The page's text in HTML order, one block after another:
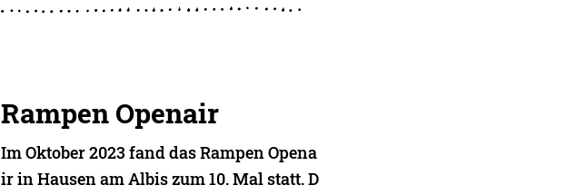
Rampen Openair
Im Oktober 2023 fand das Rampen Opena
ir in Hausen am Albis zum 10. Mal statt. D